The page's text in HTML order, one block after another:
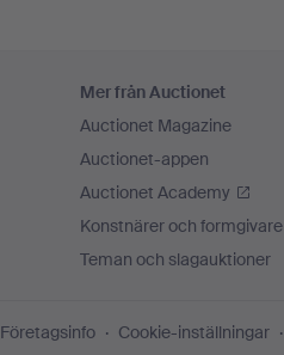
Mer från Auctionet
Auctionet Magazine
Auctionet-appen
Auctionet Academy
Konstnärer och formgivare
Teman och slagauktioner
Företagsinfo Cookie-inställningar